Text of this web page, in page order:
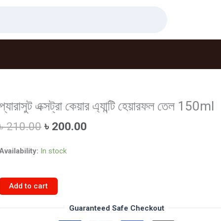
এক্সট্রা কেয়ার এ্যান্টি হেয়ারফল তেল 150ml
210.00 Original
was:
৳ 200.00
In stock
এক্সট্রাAdd to cart
Guaranteed Safe Checkout